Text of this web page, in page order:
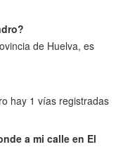
de Huelva, es
hay 1 vías registradas
a mi calle en El